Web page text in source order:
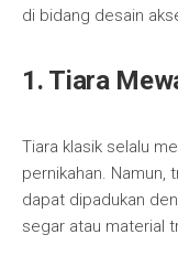
di bidang desain
1. Tiara
Tiara klasik selalu
pernikahan. Namun,
dapat dipadukan
segar atau material